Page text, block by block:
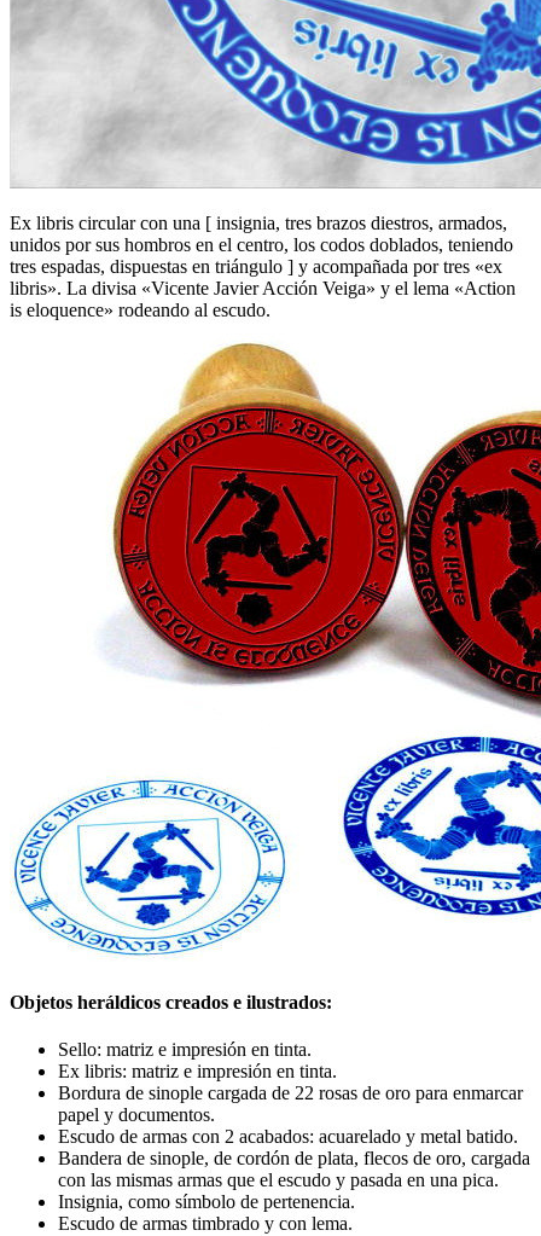
Ex libris circular con una [ insignia, tres brazos diestros, armados,
unidos por sus hombros en el centro, los codos doblados, teniendo
tres espadas, dispuestas en triángulo ] y acompañada por tres «ex
libris». La divisa «Vicente Javier Acción Veiga» y el lema «Action
is eloquence» rodeando al escudo.
Objetos heráldicos creados e ilustrados:
Sello: matriz e impresión en tinta.
Ex libris: matriz e impresión en tinta.
Bordura de sinople cargada de 22 rosas de oro para enmarcar
papel y documentos.
Escudo de armas con 2 acabados: acuarelado y metal batido.
Bandera de sinople, de cordón de plata, flecos de oro, cargada
con las mismas armas que el escudo y pasada en una pica.
Insignia, como símbolo de pertenencia.
Escudo de armas timbrado y con lema.